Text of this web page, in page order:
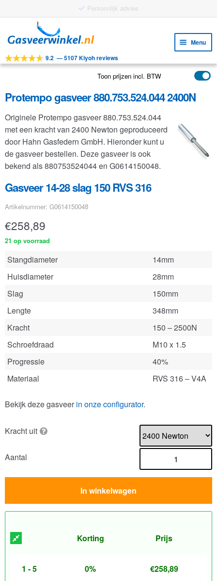
Gratis verzending vanaf €25
door
navigatie
naar
inhoud
Menu
Tools
Toepassingen
Klantenservice
FAQ
9.2 —5107 Kiyoh reviews
Toon prijzen incl. BTW
Protempo gasveer 880.753.524.044 2400N
Originele Protempo gasveer 880.753.524.044
met een kracht van 2400 Newton geproduceerd
door Hahn Gasfedern GmbH. Hieronder kunt u
de gasveer bestellen. Deze gasveer is ook
bekend als 880753524044 en G0614150048.
Gasveer 14-28 slag 150 RVS 316
Artikelnummer: G0614150048
€258,89
21 op voorraad
Stangdiameter
14mm
Huisdiameter
28mm
Slag
150mm
Lengte
348mm
Kracht
150 – 2500N
Schroefdraad
M10 x 1.5
Progressie
40%
Materiaal
RVS 316 – V4A
Bekijk deze gasveer in onze configurator.
Kracht uit
Aantal
In winkelwagen
Korting Prijs
1 - 5 0% €258,89